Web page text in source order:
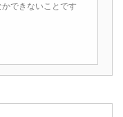
できないことです